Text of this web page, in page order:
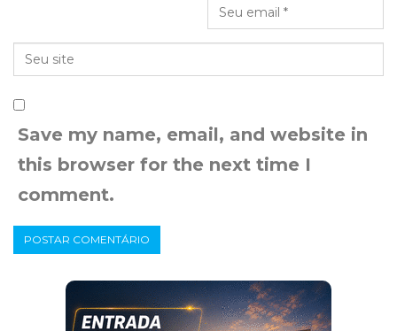
Save my name, email, and website in
this browser for the next time I
comment.